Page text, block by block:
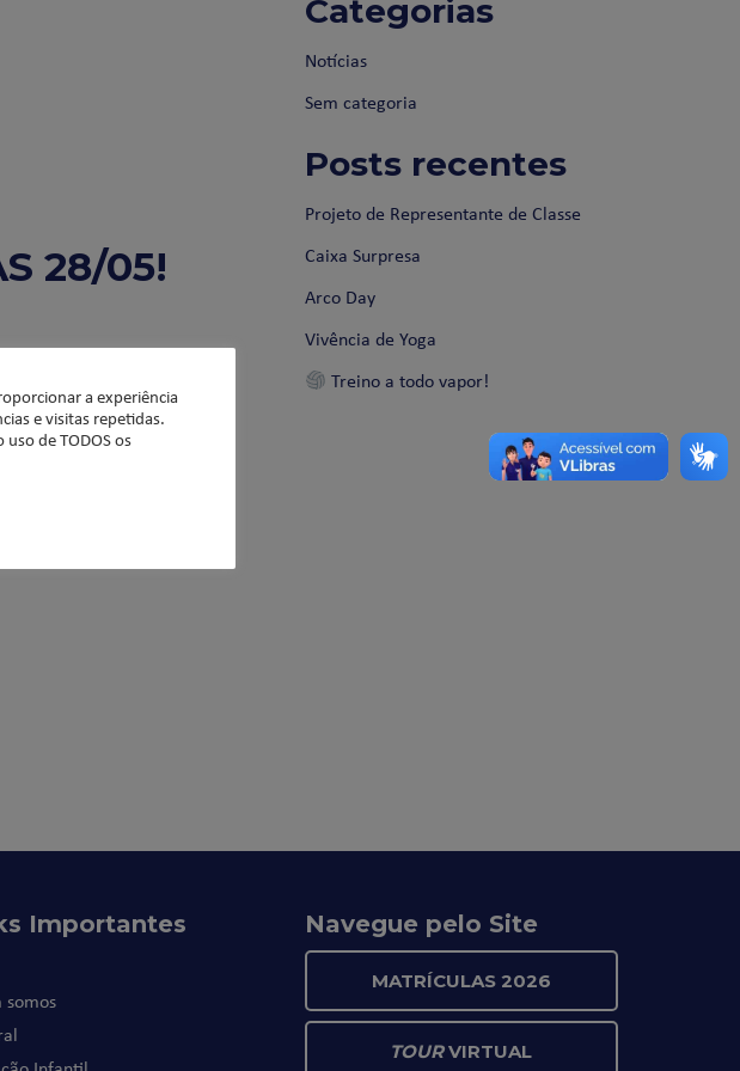
28/05!
as faltas serão abonadas.
as ações.
Categorias
Notícias
Sem categoria
Posts recentes
Projeto de Representante de Classe
Caixa Surpresa
Arco Day
Vivência de Yoga
Treino a todo vapor!
Importantes
somos
Navegue pelo Site
MATRÍCULAS 2026
TOURVIRTUAL
a experiência
e visitas repetidas.
de TODOS os